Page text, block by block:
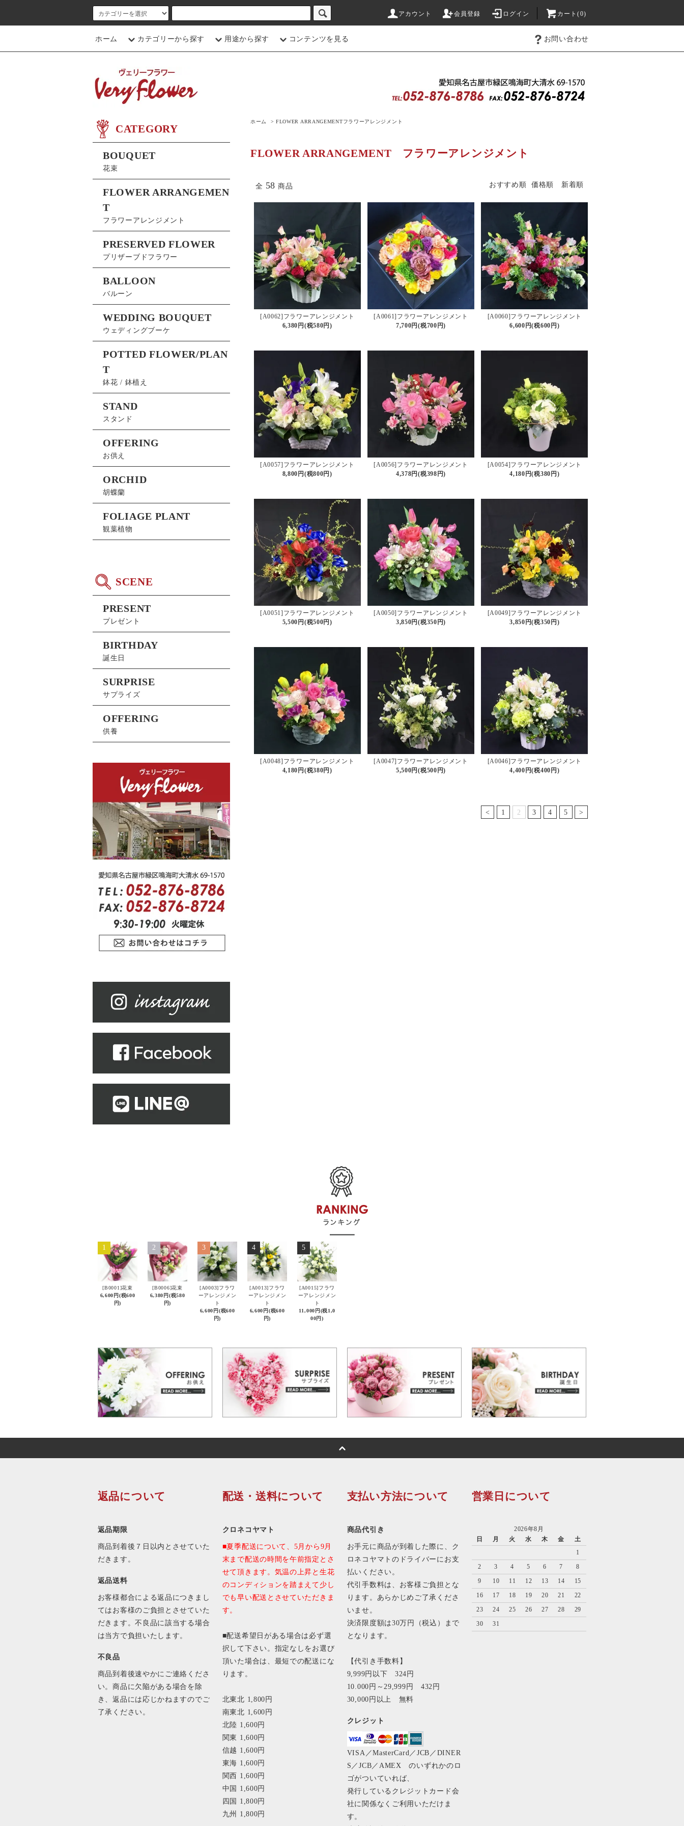
アカウント 会員登録 ログイン カート(0)
ホーム カテゴリーから探す 用途から探す コンテンツを見る お問い合わせ
ホーム > FLOWER ARRANGEMENTフラワーアレンジメント
FLOWER ARRANGEMENT フラワーアレンジメント
全 58 商品 おすすめ順 価格順 新着順
[A0062]フラワーアレンジメント
6,380円(税580円)
[A0061]フラワーアレンジメント
7,700円(税700円)
[A0060]フラワーアレンジメント
6,600円(税600円)
[A0057]フラワーアレンジメント
8,800円(税800円)
[A0056]フラワーアレンジメント
4,378円(税398円)
[A0054]フラワーアレンジメント
4,180円(税380円)
[A0051]フラワーアレンジメント
5,500円(税500円)
[A0050]フラワーアレンジメント
3,850円(税350円)
[A0049]フラワーアレンジメント
3,850円(税350円)
[A0048]フラワーアレンジメント
4,180円(税380円)
[A0047]フラワーアレンジメント
5,500円(税500円)
[A0046]フラワーアレンジメント
4,400円(税400円)
< 1 2 3 4 5 >
CATEGORY
BOUQUET
花束
FLOWER ARRANGEMEN
T
フラワーアレンジメント
PRESERVED FLOWER
プリザーブドフラワー
BALLOON
バルーン
WEDDING BOUQUET
ウェディングブーケ
POTTED FLOWER/PLAN
T
鉢花 / 鉢植え
STAND
スタンド
OFFERING
お供え
ORCHID
胡蝶蘭
FOLIAGE PLANT
観葉植物
SCENE
PRESENT
プレゼント
BIRTHDAY
誕生日
SURPRISE
サプライズ
OFFERING
供養
1
[B0001]花束
6,600円(税600
円)
2
[B0006]花束
6,380円(税580
円)
3
[A0003]フラワ
ーアレンジメン
ト
6,600円(税600
円)
4
[A0013]フラワ
ーアレンジメン
ト
6,600円(税600
円)
5
[A0015]フラワ
ーアレンジメン
ト
11,000円(税1,0
00円)
返品について
返品期限
商品到着後７日以内とさせていた
だきます。
返品送料
お客様都合による返品につきまし
てはお客様のご負担とさせていた
だきます。不良品に該当する場合
は当方で負担いたします。
不良品
商品到着後速やかにご連絡くださ
い。商品に欠陥がある場合を除
き、返品には応じかねますのでご
了承ください。
配送・送料について
クロネコヤマト
■夏季配送について、5月から9月
末まで配送の時間を午前指定とさ
せて頂きます。気温の上昇と生花
のコンディションを踏まえて少し
でも早い配送とさせていただきま
す。
■配送希望日がある場合は必ず選
択して下さい。指定なしをお選び
頂いた場合は、最短での配送にな
ります。
北東北 1,800円
南東北 1,600円
北陸 1,600円
関東 1,600円
信越 1,600円
東海 1,600円
関西 1,600円
中国 1,600円
四国 1,800円
九州 1,800円
支払い方法について
商品代引き
お手元に商品が到着した際に、ク
ロネコヤマトのドライバーにお支
払いください。
代引手数料は、お客様ご負担とな
ります。あらかじめご了承くださ
いませ。
決済限度額は30万円（税込）まで
となります。
【代引き手数料】
9,999円以下 324円
10.000円～29,999円 432円
30,000円以上 無料
クレジット
VISA／MasterCard／JCB／DINER
S／JCB／AMEX のいずれかのロ
ゴがついていれば、
発行しているクレジットカード会
社に関係なくご利用いただけま
す。
営業日について
2026年8月
日
月 火 水 木 金
土
1
2
3 4 5 6 7
8
9
10 11 12 13 14
15
16
17 18 19 20 21
22
23
24 25 26 27 28
29
30
31